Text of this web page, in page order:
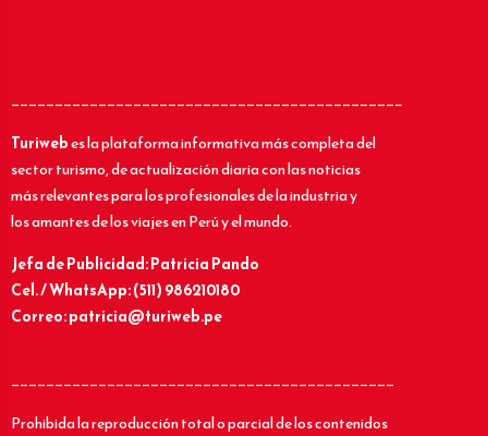
_____________________________________________
Turiwebes la plataforma informativa más completa del
sector turismo, de actualización diaria con las noticias
más relevantes para los profesionales de la industria y
los amantes de los viajes en Perú y el mundo.
Jefa de Publicidad: Patricia Pando
Cel. / WhatsApp: (511) 986210180
Correo: patricia@turiweb.pe
____________________________________________
Prohibida la reproducción total o parcial de los contenidos